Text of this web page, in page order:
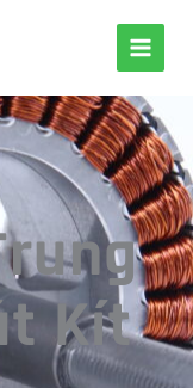
Kít